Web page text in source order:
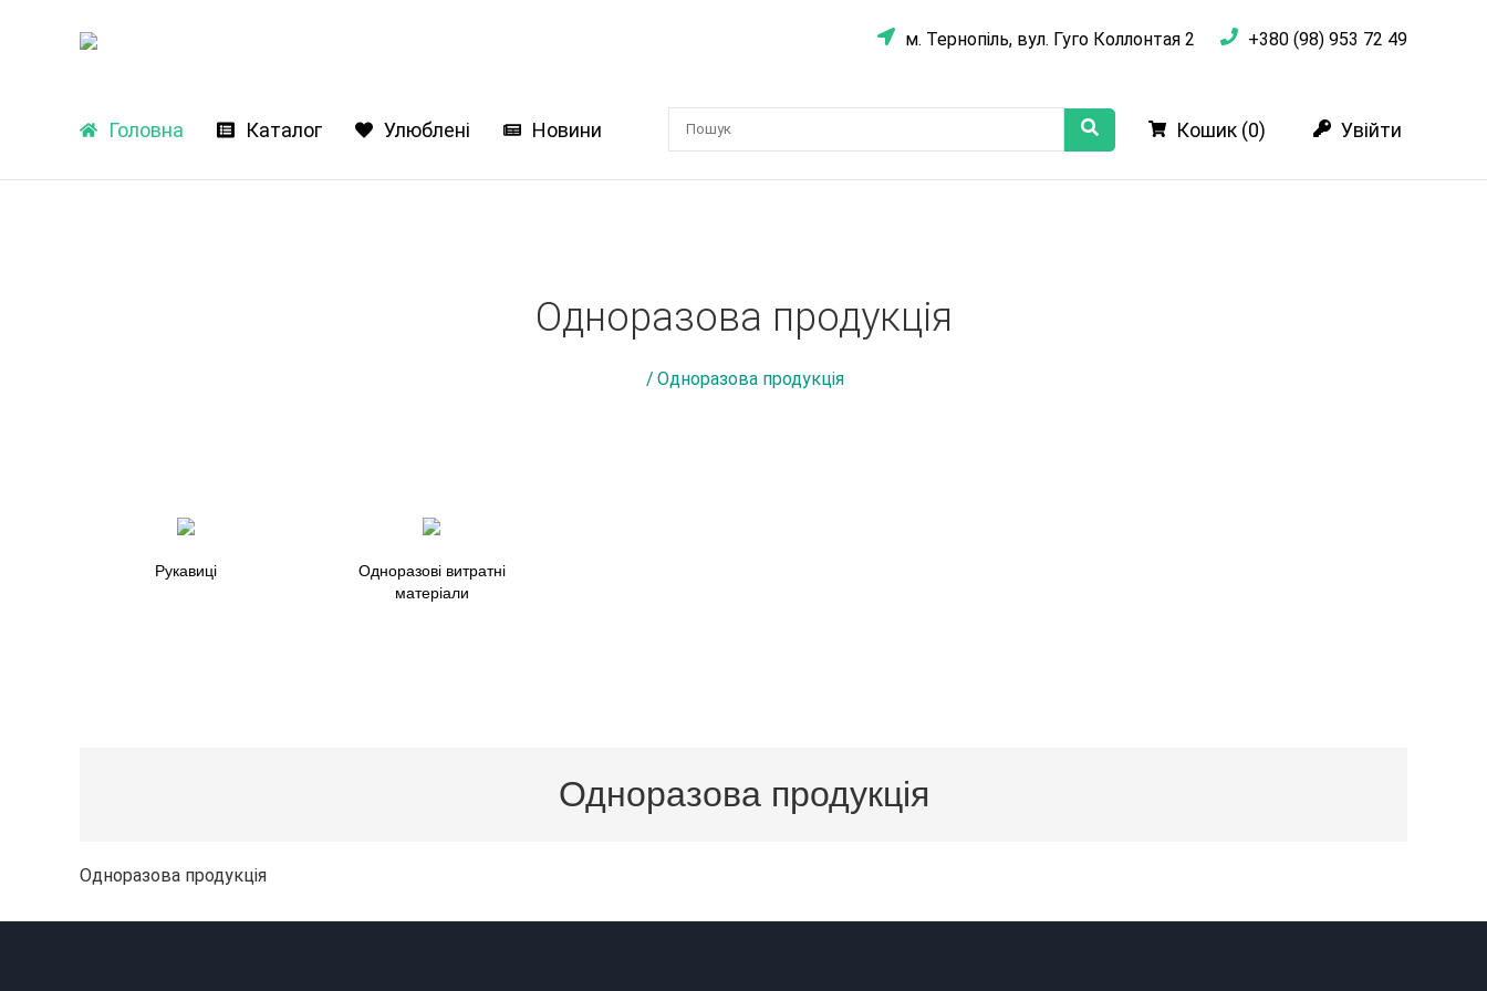
м. Тернопіль, вул. Гуго Коллонтая 2 +380 (98) 953 72 49
Головна Каталог Улюблені Новини Кошик (0) Увійти
Одноразова продукція
/ Одноразова продукція
Рукавиці
Одноразові витратні
матеріали
Одноразова продукція
Одноразова продукція